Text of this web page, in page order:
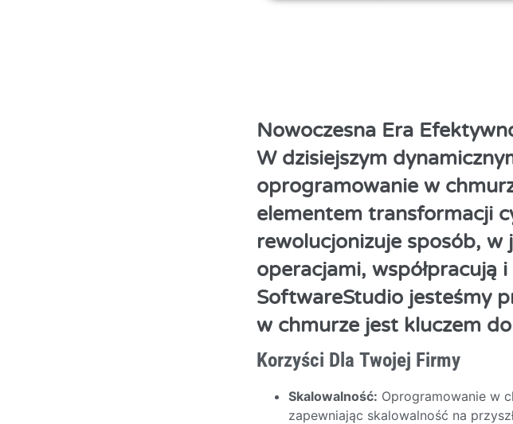
Nowoczesna Era
W dzisiejszym
oprogramowanie w
elementem transformacji
rewolucjonizuje sposób,
operacjami, współpracują
SoftwareStudio jesteśmy
w chmurze jest kluczem
Korzyści Dla Twojej Firmy
Skalowalność: Oprogramowanie w
zapewniając skalowalność na